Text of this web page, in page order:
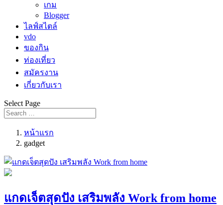
เกม
Blogger
ไลฟ์สไตล์
vdo
ของกิน
ท่องเที่ยว
สมัครงาน
เกี่ยวกับเรา
Select Page
หน้าแรก
gadget
แกดเจ็ตสุดปัง เสริมพลัง Work from home